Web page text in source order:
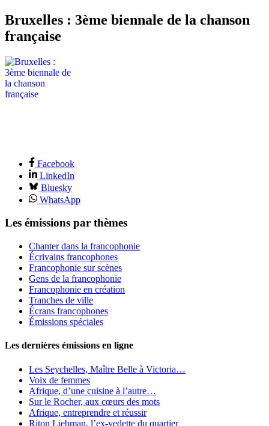
Bruxelles : 3ème biennale de la chanson
française
Facebook
LinkedIn
Bluesky
WhatsApp
Les émissions par thèmes
Chanter dans la francophonie
Écrivains francophones
Francophonie sur scènes
Gens de la francophonie
Francophonie en création
Tranches de ville
Écrans francophones
Émissions spéciales
Les dernières émissions en ligne
Les Seychelles, Maître Belle à Victoria…
Voix de femmes
Afrique, d’une cuisine à l’autre…
Sur le Rocher, aux cœurs des mots
Afrique, entreprendre et réussir
Riton Liebman, l’ex-vedette du quartier